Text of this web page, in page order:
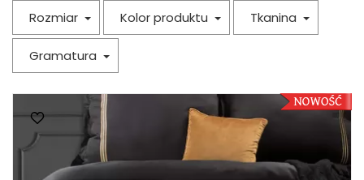
Rozmiar Kolor produktu Tkanina
Gramatura